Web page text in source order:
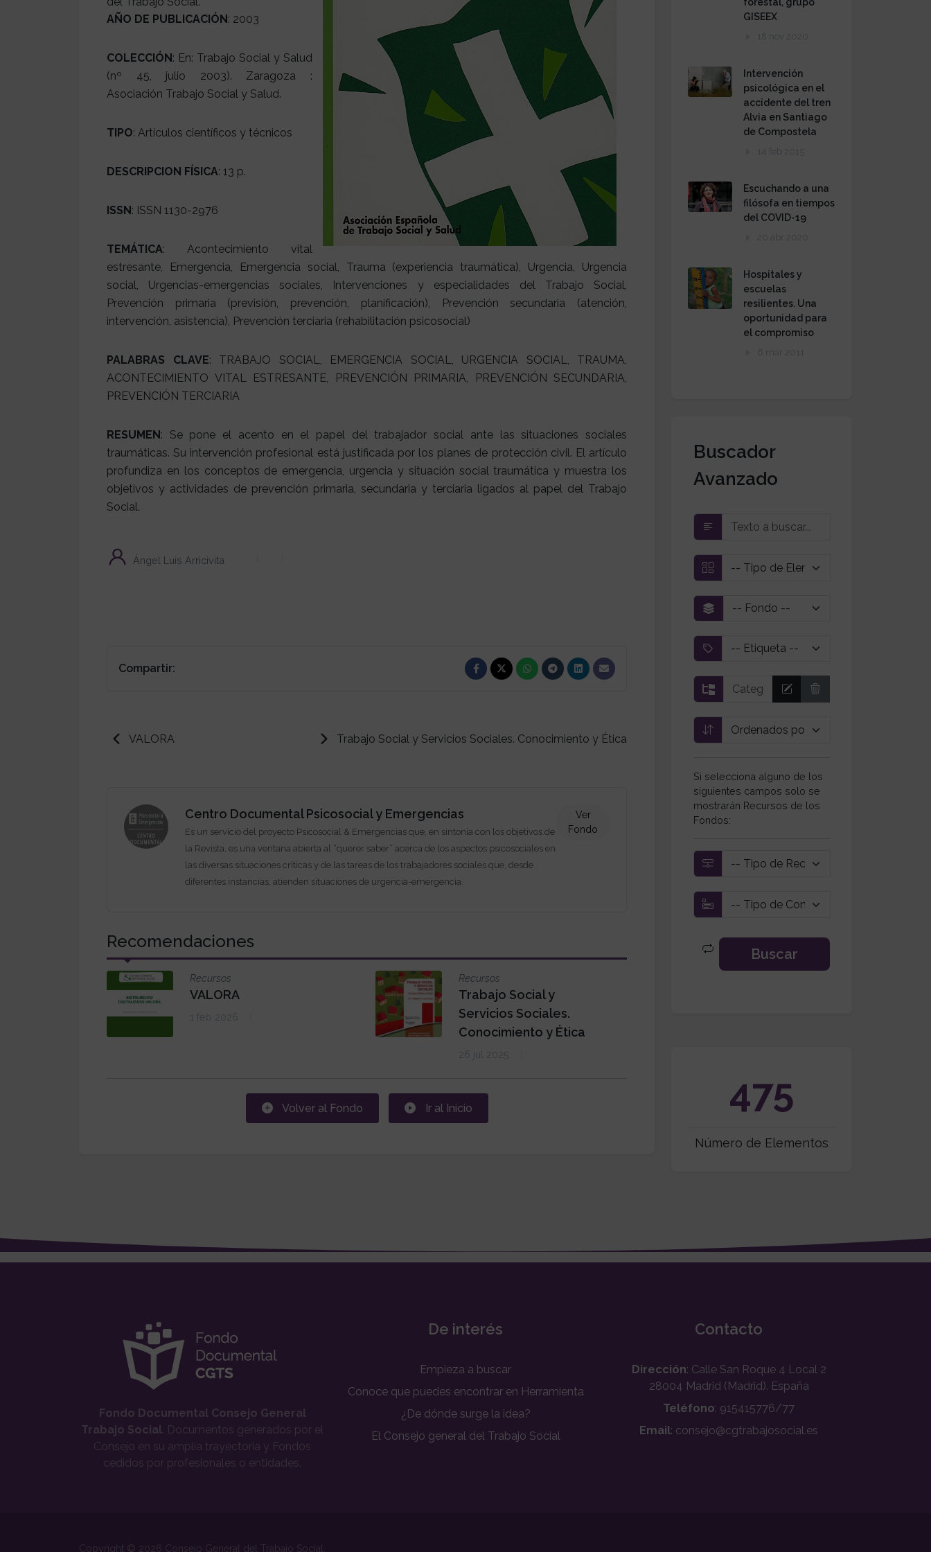
AÑO DE PUBLICACIÓN : 2003
COLECCIÓN : En: Trabajo Social y Salud
(nº 45, julio 2003). Zaragoza :
Asociación Trabajo Social y Salud.
TIPO: Artículos científicos y técnicos
DESCRIPCION FÍSICA: 13 p.
ISSN : ISSN 1130-2976
TEMÁTICA: Acontecimiento vital
estresante, Emergencia, Emergencia social, Trauma (experiencia traumática), Urgencia, Urgencia
social, Urgencias-emergencias sociales, Intervenciones y especialidades del Trabajo Social,
Prevención primaria (previsión, prevención, planificación), Prevención secundaria (atención,
intervención, asistencia), Prevención terciaria (rehabilitación psicosocial)
PALABRAS CLAVE: TRABAJO SOCIAL, EMERGENCIA SOCIAL, URGENCIA SOCIAL, TRAUMA,
ACONTECIMIENTO VITAL ESTRESANTE, PREVENCIÓN PRIMARIA, PREVENCIÓN SECUNDARIA,
PREVENCIÓN TERCIARIA
RESUMEN : Se pone el acento en el papel del trabajador social ante las situaciones sociales
traumáticas. Su intervención profesional está justificada por los planes de protección civil. El artículo
profundiza en los conceptos de emergencia, urgencia y situación social traumática y muestra los
objetivos y actividades de prevención primaria, secundaria y terciaria ligados al papel del Trabajo
Social.
Ángel Luis Arricivita
Compartir:
VALORA Trabajo Social y Servicios Sociales. Conocimiento y Ética
Centro Documental Psicosocial y Emergencias
Es un servicio del proyecto Psicosocial & Emergencias que, en sintonía con los objetivos de
la Revista, es una ventana abierta al “querer saber” acerca de los aspectos psicosociales en
las diversas situaciones críticas y de las tareas de los trabajadores sociales que, desde
diferentes instancias, atienden situaciones de urgencia-emergencia.
Ver
Fondo
Recomendaciones
Recursos
VALORA
1 feb 2026
Recursos
Trabajo Social y
Servicios Sociales.
Conocimiento y Ética
26 jul 2025
Volver al Fondo Ir al Inicio
GISEEX
18 nov 2020
Intervención
psicológica en el
accidente del tren
Alvia en Santiago
de Compostela
14 feb 2015
Escuchando a una
filósofa en tiempos
del COVID-19
Hospitales y
escuelas
resilientes. Una
oportunidad para
el compromiso
6 mar 2011
Buscador
Avanzado
Si selecciona alguno de los
siguientes campos solo se
mostrarán Recursos de los
Fondos:
475
Número de Elementos
Fondo Documental Consejo General
Trabajo Social. Documentos generados por el
Consejo en su amplia trayectoria y Fondos
cedidos por profesionales o entidades.
De interés
Empieza a buscar
Conoce que puedes encontrar en Herramienta
¿De dónde surge la idea?
El Consejo general del Trabajo Social
Contacto
Dirección: Calle San Roque 4 Local 2
28004 Madrid (Madrid). España
Teléfono: 915415776/77
Email: consejo@cgtrabajosocial.es
Copyright © 2026 Consejo General del Trabajo Social.